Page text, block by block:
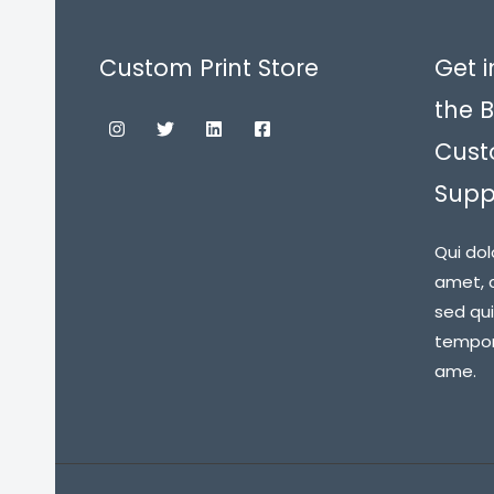
Custom Print Store
Get
the
Qui
amet,
sed
ame.